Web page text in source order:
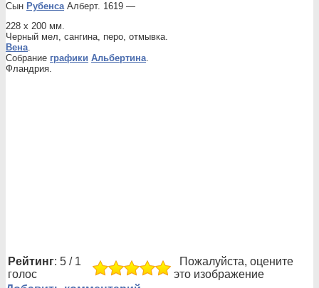
Сын РубенсаАлберт. 1619 —
228 х 200 мм.
Черный мел, сангина, перо, отмывка.
Вена.
Собрание графики Альбертина.
Фландрия.
Рейтинг: 5 / 1
голос
Пожалуйста, оцените
это изображение